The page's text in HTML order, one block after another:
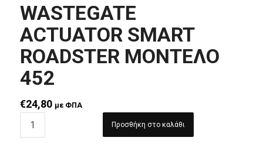
WASTEGATE
ACTUATOR SMART
ROADSTER ΜΟΝΤΕΛΟ
452
€24,80 με ΦΠΑ
Προσθήκη στο καλάθι